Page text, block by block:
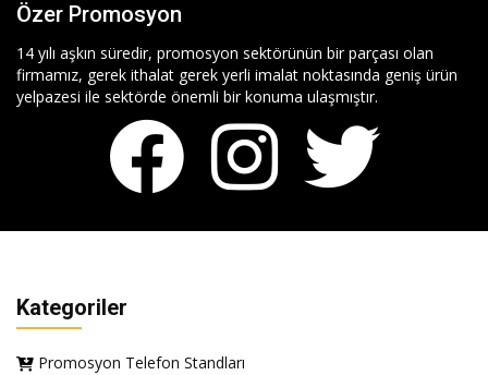
Özer Promosyon
14 yılı aşkın süredir, promosyon sektörünün bir parçası olan
firmamız, gerek ithalat gerek yerli imalat noktasında geniş ürün
yelpazesi ile sektörde önemli bir konuma ulaşmıştır.
Kategoriler
Promosyon Telefon Standları